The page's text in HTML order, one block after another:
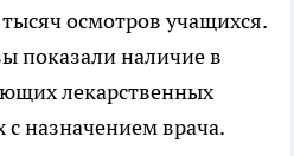
осмотров учащихся.
показали наличие в
лекарственных
с назначением врача.